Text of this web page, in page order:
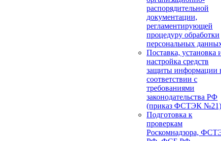
распорядительной
документации,
регламентирующей
процедуру обработки
персональных
Поставка, установка
настройка средств
защиты информации
соответствии с
требованиями
законодательства РФ
(приказ ФСТЭК №21)
Подготовка к
проверкам
Роскомнадзора,